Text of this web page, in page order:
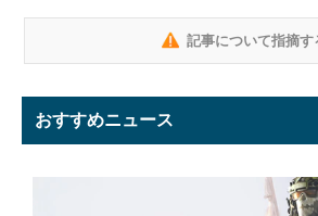
記事について指摘す
おすすめニュース